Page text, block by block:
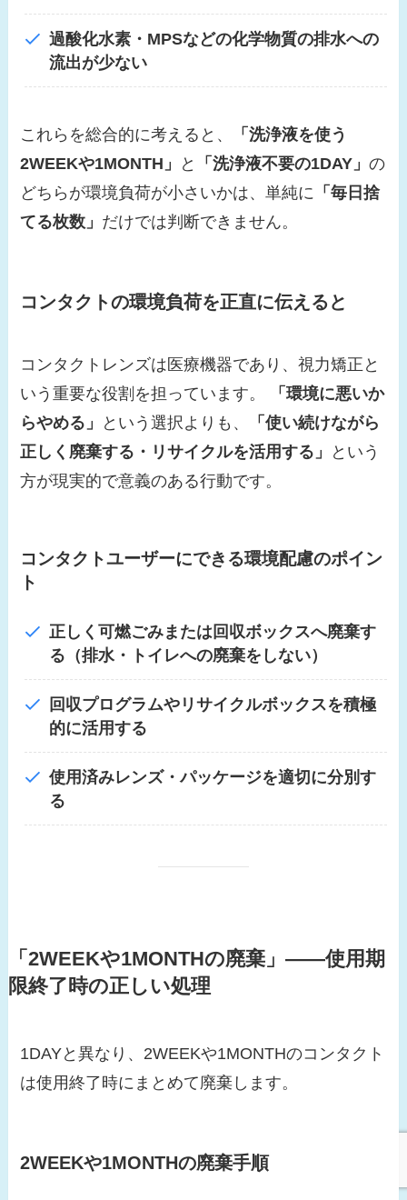
過酸化水素・MPSなどの化学物質の排水への
流出が少ない
これらを総合的に考えると、
「洗浄液を使う
2WEEKや1MONTH」
と 「洗浄液不要の1DAY」の
どちらが環境負荷が小さいかは、単純に 「毎日捨
てる枚数」 だけでは判断できません。
コンタクトの環境負荷を正直に伝えると
コンタクトレンズは医療機器であり、視力矯正と
いう重要な役割を担っています。
「環境に悪いか
らやめる」
という選択よりも、
「使い続けながら
正しく廃棄する・リサイクルを活用する」
という
方が現実的で意義のある行動です。
コンタクトユーザーにできる環境配慮のポイン
ト
正しく可燃ごみまたは回収ボックスへ廃棄す
る（排水・トイレへの廃棄をしない）
回収プログラムやリサイクルボックスを積極
的に活用する
使用済みレンズ・パッケージを適切に分別す
る
「2WEEKや1MONTHの廃棄」——使用期
限終了時の正しい処理
1DAYと異なり、2WEEKや1MONTHのコンタクト
は使用終了時にまとめて廃棄します。
2WEEKや1MONTHの廃棄手順